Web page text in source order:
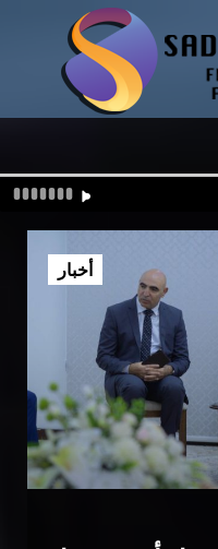
أخبار